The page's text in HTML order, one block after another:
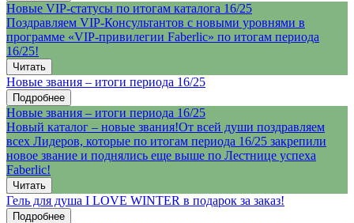
Новые VIP-статусы по итогам каталога 16/25
Поздравляем VIP-Консультантов с новыми уровнями в
программе «VIP-привилегии Faberlic» по итогам периода
16/25!
Читать
Новые звания – итоги периода 16/25
Подробнее
Новые звания – итоги периода 16/25
Новый каталог – новые звания!От всей души поздравляем
всех Лидеров, которые по итогам периода 16/25 закрепили
новое звание и поднялись еще выше по Лестнице успеха
Faberlic!
Читать
Гель для душа I LOVE WINTER в подарок за заказ!
Подробнее